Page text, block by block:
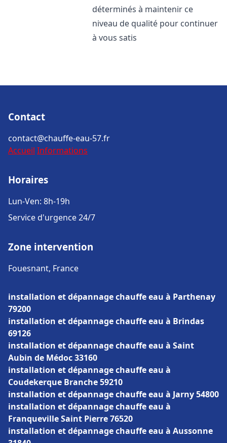
déterminés à maintenir ce
niveau de qualité pour continuer
à vous satis
Contact
contact@chauffe-eau-57.fr
Accueil Informations
Horaires
Lun-Ven: 8h-19h
Service d'urgence 24/7
Zone intervention
Fouesnant, France
installation et dépannage chauffe eau à Parthenay
79200
installation et dépannage chauffe eau à Brindas
69126
installation et dépannage chauffe eau à Saint
Aubin de Médoc 33160
installation et dépannage chauffe eau à
Coudekerque Branche 59210
installation et dépannage chauffe eau à Jarny 54800
installation et dépannage chauffe eau à
Franqueville Saint Pierre 76520
installation et dépannage chauffe eau à Aussonne